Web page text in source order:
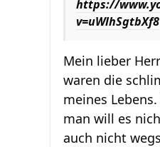
https://
v=uWlhSgtbXf8
Mein lieber
waren die
meines
man will es
auch nicht